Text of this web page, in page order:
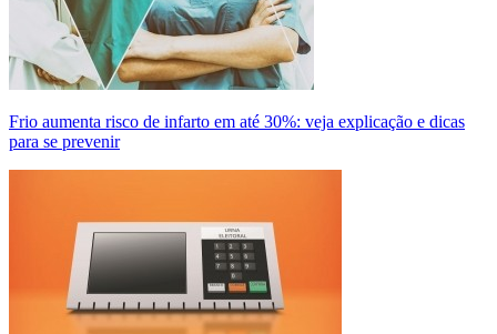
Frio aumenta risco de infarto em até 30%: veja explicação e dicas
para se prevenir